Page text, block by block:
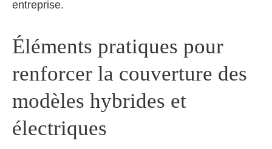
entreprise.
Éléments pratiques pour
renforcer la couverture des
modèles hybrides et
électriques